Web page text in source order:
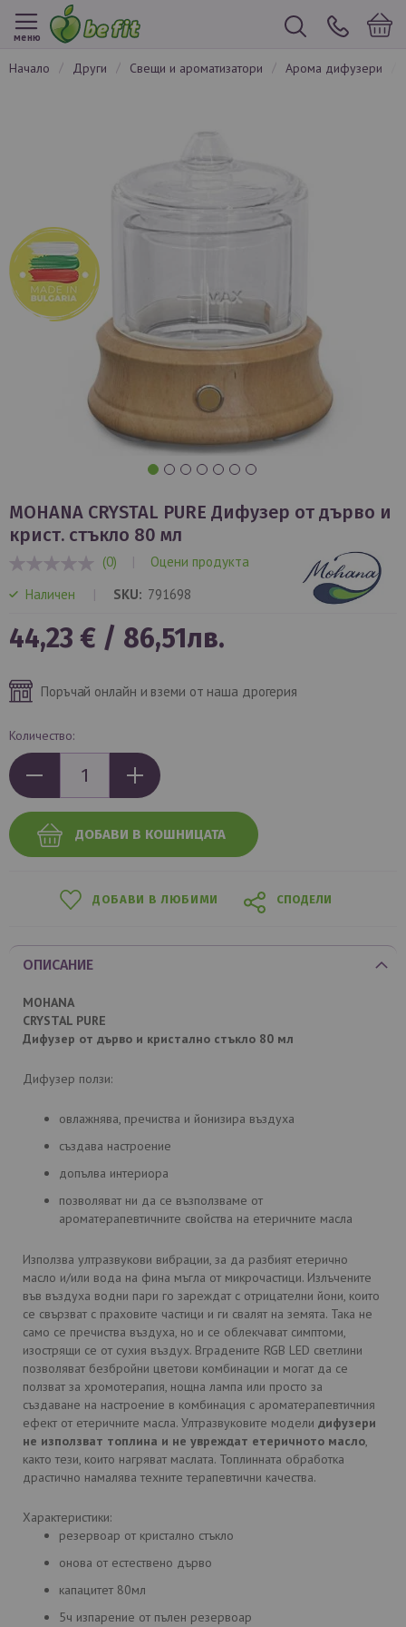
меню
начало други свещи и ароматизатори
арома дифузери
към
началото
на
галерия
снимки
MOHANA CRYSTAL PURE Дифузер от дърво и
крист. стъкло 80 мл
(0) |
Оцени продукта
Наличен
SKU 791698
44,23 € / 86,51лв.
Поръчай онлайн и вземи от наша дрогерия
Количество:
ДОБАВИ В КОШНИЦАТА
ДОБАВИ В ЛЮБИМИ СПОДЕЛИ
ОПИСАНИЕ
MOHANA
CRYSTAL PURE
Дифузер от дърво и кристално стъкло 80 мл
Дифузер ползи:
овлажнява, пречиства и йонизира въздуха
създава настроение
допълва интериора
позволяват ни да се възползваме от
ароматерапевтичните свойства на етеричните масла
Използва ултразвукови вибрации, за да разбият етерично
масло и/или вода на фина мъгла от микрочастици. Излъчените
във въздуха водни пари го зареждат с отрицателни йони, които
се свързват с праховите частици и ги свалят на земята. Така не
само се пречиства въздуха, но и се облекчават симптоми,
изострящи се от сухия въздух. Вградените RGB LED светлини
позволяват безбройни цветови комбинации и могат да се
ползват за хромотерапия, нощна лампа или просто за
създаване на настроение в комбинация с ароматерапевтичния
ефект от етеричните масла. Ултразвуковите модели дифузери
не използват топлина и не увреждат етеричното масло,
както тези, които нагряват маслата. Топлинната обработка
драстично намалява техните терапевтични качества.
Характеристики:
резервоар от кристално стъкло
онова от естествено дърво
капацитет 80мл
5ч изпарение от пълен резервоар